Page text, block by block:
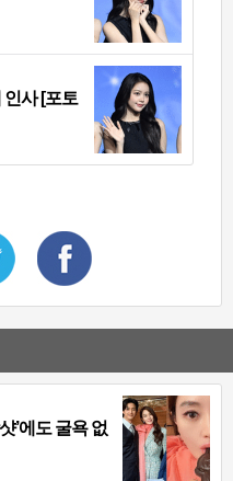
인사 [포토
’에도 굴욕 없